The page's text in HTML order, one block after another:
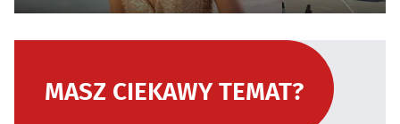
MASZ CIEKAWY TEMAT?